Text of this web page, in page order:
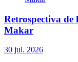
Retrospectiva de
Makar
30 jul. 2026